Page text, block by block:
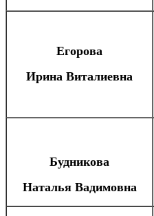
Егорова
Ирина Виталиевна
Будникова
Наталья Вадимовна